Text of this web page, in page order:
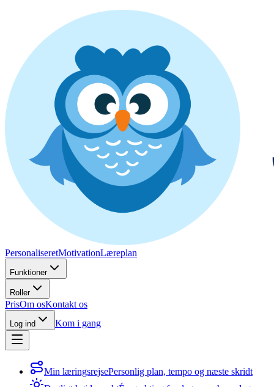
PersonaliseretMotivationLæreplan
Funktioner
Roller
PrisOm osKontakt os
Log ind Kom i gang
Min læringsrejsePersonlig plan, tempo og næste skridt